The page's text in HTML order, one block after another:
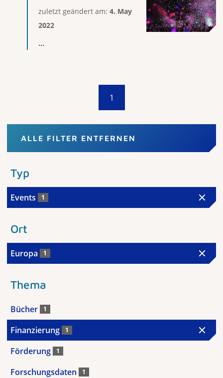
zuletzt geändert am: 4. May
2022
...
1
ALLE FILTER ENTFERNEN
Typ
Events 1
Ort
Europa 1
Thema
Bücher 1
Finanzierung 1
Förderung 1
Forschungsdaten 1